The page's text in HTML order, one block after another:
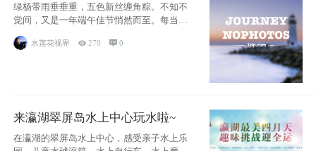
绿杨带雨垂垂重，五色新丝缠角粽。不知不
觉间，又是一年端午佳节悄然而至。每当这
水莲花视界 279 0
来瀛湖翠屏岛水上中心玩水啦~
在瀛湖的翠屏岛水上中心，感受亲子水上乐